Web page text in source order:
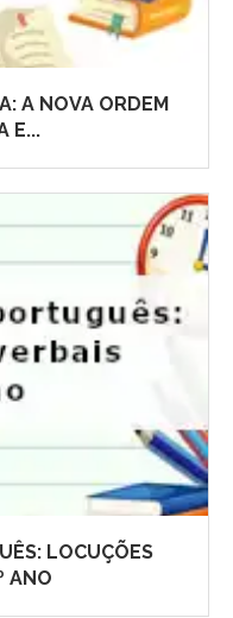
A NOVA ORDEM
E...
LOCUÇÕES
ANO